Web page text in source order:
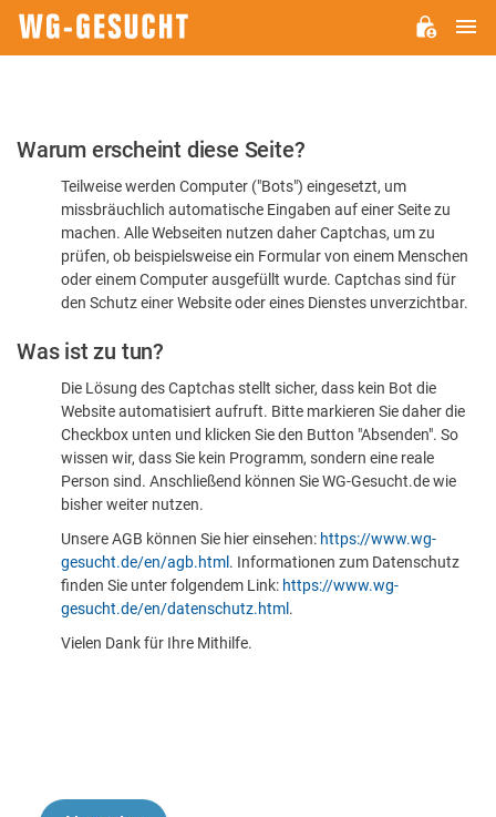
Bitte
dass
sind
Warum erscheint diese Seite?
Teilweise werden Computer ("Bots") eingesetzt, um
missbräuchlich automatische Eingaben auf einer Seite zu
machen. Alle Webseiten nutzen daher Captchas, um zu
prüfen, ob beispielsweise ein Formular von einem Menschen
oder einem Computer ausgefüllt wurde. Captchas sind für
den Schutz einer Website oder eines Dienstes unverzichtbar.
Was ist zu tun?
Die Lösung des Captchas stellt sicher, dass kein Bot die
Website automatisiert aufruft. Bitte markieren Sie daher die
Checkbox unten und klicken Sie den Button "Absenden". So
wissen wir, dass Sie kein Programm, sondern eine reale
Person sind. Anschließend können Sie WG-Gesucht.de wie
bisher weiter nutzen.
Unsere AGB können Sie hier einsehen: https://www.wg-
gesucht.de/en/agb.html . Informationen zum Datenschutz
finden Sie unter folgendem Link: https://www.wg-
gesucht.de/en/datenschutz.html .
Vielen Dank für Ihre Mithilfe.